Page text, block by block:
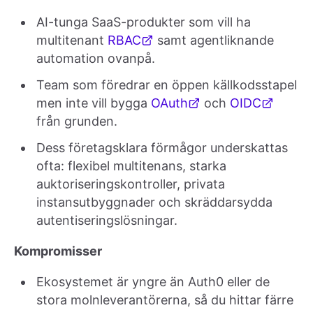
AI-tunga SaaS-produkter som vill ha
multitenant RBAC
samt agentliknande
automation ovanpå.
Team som föredrar en öppen källkodsstapel
men inte vill bygga OAuth och OIDC
från grunden.
Dess företagsklara förmågor underskattas
ofta: flexibel multitenans, starka
auktoriseringskontroller, privata
instansutbyggnader och skräddarsydda
autentiseringslösningar.
Kompromisser
Ekosystemet är yngre än Auth0 eller de
stora molnleverantörerna, så du hittar färre